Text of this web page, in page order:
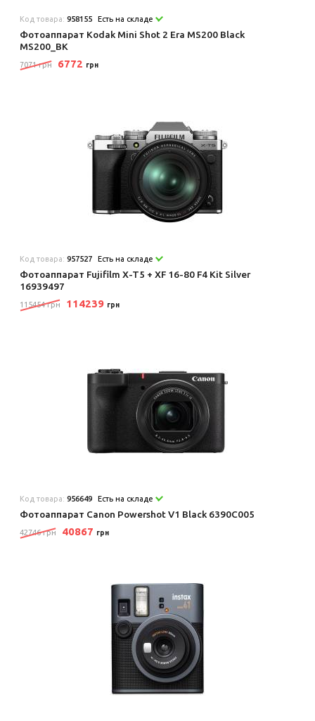
Код товара:958155 Есть на складе
Фотоаппарат Kodak Mini Shot 2 Era MS200 Black
MS200_BK
7071 грн 6772 грн
Код товара:957527 Есть на складе
Фотоаппарат Fujifilm X-T5 + XF 16-80 F4 Kit Silver
16939497
115454 грн 114239 грн
Код товара:956649 Есть на складе
Фотоаппарат Canon Powershot V1 Black 6390C005
42746 грн 40867 грн